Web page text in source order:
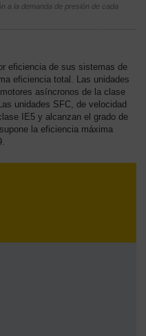
a la demanda de presión de cada
eficiencia de sus sistemas de
eficiencia total. Las unidades
asíncronos de la clase
unidades SFC, de velocidad
IE5 y alcanzan el grado de
la eficiencia máxima